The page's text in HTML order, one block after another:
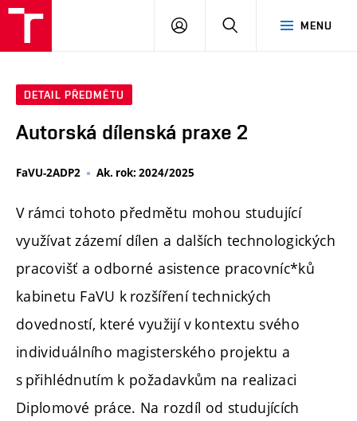
MENU
PŘIHLÁSIT
DETAIL PŘEDMĚTU
Autorská dílenská praxe 2
FaVU-2ADP2 Ak. rok: 2024/2025
V rámci tohoto předmětu mohou studující
využívat zázemí dílen a dalších technologických
pracovišť a odborné asistence pracovníc*ků
kabinetu FaVU k rozšíření technických
dovedností, které využijí v kontextu svého
individuálního magisterského projektu a
s přihlédnutím k požadavkům na realizaci
Diplomové práce. Na rozdíl od studujících